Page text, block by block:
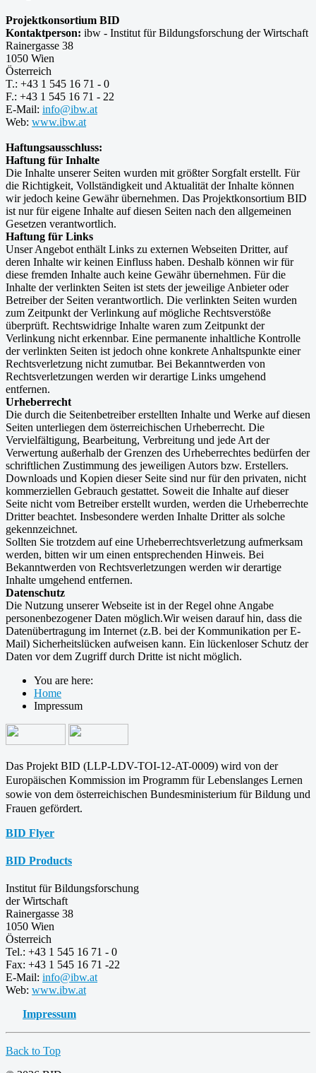
Projektkonsortium BID
Kontaktperson: ibw - Institut für Bildungsforschung der Wirtschaft
Rainergasse 38
1050 Wien
Österreich
T.: +43 1 545 16 71 - 0
F.: +43 1 545 16 71 - 22
E-Mail: info@ibw.at
Web: www.ibw.at
Haftungsausschluss:
Haftung für Inhalte
Die Inhalte unserer Seiten wurden mit größter Sorgfalt erstellt. Für
die Richtigkeit, Vollständigkeit und Aktualität der Inhalte können
wir jedoch keine Gewähr übernehmen. Das Projektkonsortium BID
ist nur für eigene Inhalte auf diesen Seiten nach den allgemeinen
Gesetzen verantwortlich.
Haftung für Links
Unser Angebot enthält Links zu externen Webseiten Dritter, auf
deren Inhalte wir keinen Einfluss haben. Deshalb können wir für
diese fremden Inhalte auch keine Gewähr übernehmen. Für die
Inhalte der verlinkten Seiten ist stets der jeweilige Anbieter oder
Betreiber der Seiten verantwortlich. Die verlinkten Seiten wurden
zum Zeitpunkt der Verlinkung auf mögliche Rechtsverstöße
überprüft. Rechtswidrige Inhalte waren zum Zeitpunkt der
Verlinkung nicht erkennbar. Eine permanente inhaltliche Kontrolle
der verlinkten Seiten ist jedoch ohne konkrete Anhaltspunkte einer
Rechtsverletzung nicht zumutbar. Bei Bekanntwerden von
Rechtsverletzungen werden wir derartige Links umgehend
entfernen.
Urheberrecht
Die durch die Seitenbetreiber erstellten Inhalte und Werke auf diesen
Seiten unterliegen dem österreichischen Urheberrecht. Die
Vervielfältigung, Bearbeitung, Verbreitung und jede Art der
Verwertung außerhalb der Grenzen des Urheberrechtes bedürfen der
schriftlichen Zustimmung des jeweiligen Autors bzw. Erstellers.
Downloads und Kopien dieser Seite sind nur für den privaten, nicht
kommerziellen Gebrauch gestattet. Soweit die Inhalte auf dieser
Seite nicht vom Betreiber erstellt wurden, werden die Urheberrechte
Dritter beachtet. Insbesondere werden Inhalte Dritter als solche
gekennzeichnet.
Sollten Sie trotzdem auf eine Urheberrechtsverletzung aufmerksam
werden, bitten wir um einen entsprechenden Hinweis. Bei
Bekanntwerden von Rechtsverletzungen werden wir derartige
Inhalte umgehend entfernen.
Datenschutz
Die Nutzung unserer Webseite ist in der Regel ohne Angabe
personenbezogener Daten möglich.Wir weisen darauf hin, dass die
Datenübertragung im Internet (z.B. bei der Kommunikation per E-
Mail) Sicherheitslücken aufweisen kann. Ein lückenloser Schutz der
Daten vor dem Zugriff durch Dritte ist nicht möglich.
You are here:
Home
Impressum
Das Projekt BID (LLP-LDV-TOI-12-AT-0009) wird von der
Europäischen Kommission im Programm fürLebenslanges Lernen
sowie von dem österreichischen Bundesministerium für Bildung und
Frauen gefördert.
BID Flyer
BID Products
Institut für Bildungsforschung
der Wirtschaft
Rainergasse 38
1050 Wien
Österreich
Tel.: +43 1 545 16 71 - 0
Fax: +43 1 545 16 71 -22
E-Mail: info@ibw.at
Web: www.ibw.at
Impressum
Back to Top